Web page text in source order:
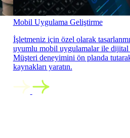
Mobil Uygulama Geliştirme
İşletmeniz için özel olarak
uyumlu mobil uygulamalar ile dijital
Müşteri deneyimini ön planda
kaynakları yaratın.